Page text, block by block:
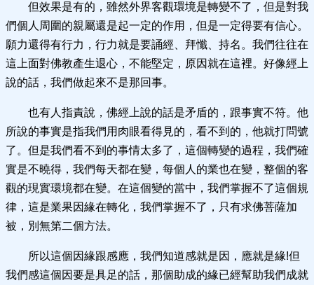
但效果是有的，雖然外界客觀環境是轉變不了，但是對我
們個人周圍的親屬還是起一定的作用，但是一定得要有信心。
願力還得有行力，行力就是要誦經、拜懺、持名。我們往往在
這上面對佛教產生退心，不能堅定，原因就在這裡。好像經上
說的話，我們做起來不是那回事。
也有人指責說，佛經上說的話是矛盾的，跟事實不符。他
所說的事實是指我們用肉眼看得見的，看不到的，他就打問號
了。但是我們看不到的事情太多了，這個轉變的過程，我們確
實是不曉得，我們每天都在變，每個人的業也在變，整個的客
觀的現實環境都在變。在這個變的當中，我們掌握不了這個規
律，這是業果因緣在轉化，我們掌握不了，只有求佛菩薩加
被，別無第二個方法。
所以這個因緣跟感應，我們知道感就是因，應就是緣!但
我們感這個因要是具足的話，那個助成的緣已經幫助我們成就